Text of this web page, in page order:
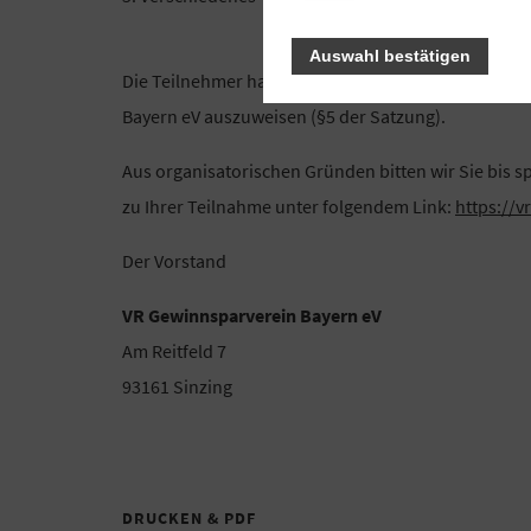
Die Teilnehmer haben sich in der
Bayern eV auszuweisen (§5 der Satzung).
Aus organisatorischen Gründen bitten wir Sie bis
zu Ihrer Teilnahme unter folgendem Link: https://
Der Vorstand
VR Gewinnsparverein Bayern eV
Am Reitfeld 7
93161 Sinzing
DRUCKEN & PDF
Auswahl bestätigen